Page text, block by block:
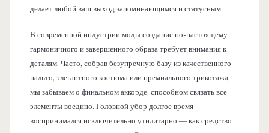
делает любой ваш выход запоминающимся и статусным.
В современной индустрии моды создание по-настоящему
гармоничного и завершенного образа требует внимания к
деталям. Часто, собрав безупречную базу из качественного
пальто, элегантного костюма или премиального трикотажа,
мы забываем о финальном аккорде, способном связать все
элементы воедино. Головной убор долгое время
воспринимался исключительно утилитарно — как средство